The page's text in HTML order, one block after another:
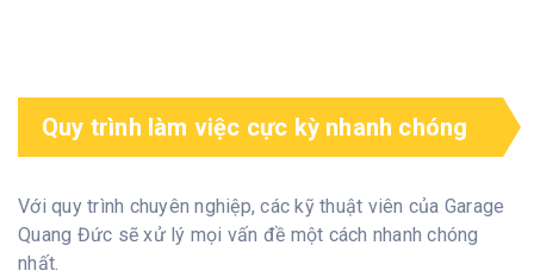
Quy trình làm việc cực kỳ nhanh chóng
Với quy trình chuyên nghiệp, các kỹ thuật viên của Garage
Quang Đức sẽ xử lý mọi vấn đề một cách nhanh chóng
nhất.